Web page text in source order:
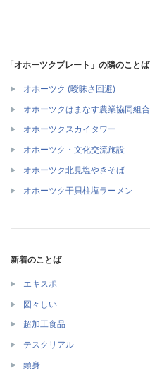
「オホーツクプレート」の隣のことば
オホーツク (曖昧さ回避)
オホーツクはまなす農業協同組合
オホーツクスカイタワー
オホーツク・文化交流施設
オホーツク北見塩やきそば
オホーツク干貝柱塩ラーメン
新着のことば
エキスポ
図々しい
超加工食品
テスクリアル
頭身